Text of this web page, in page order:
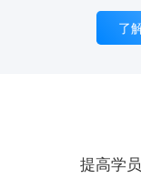
了
提高学